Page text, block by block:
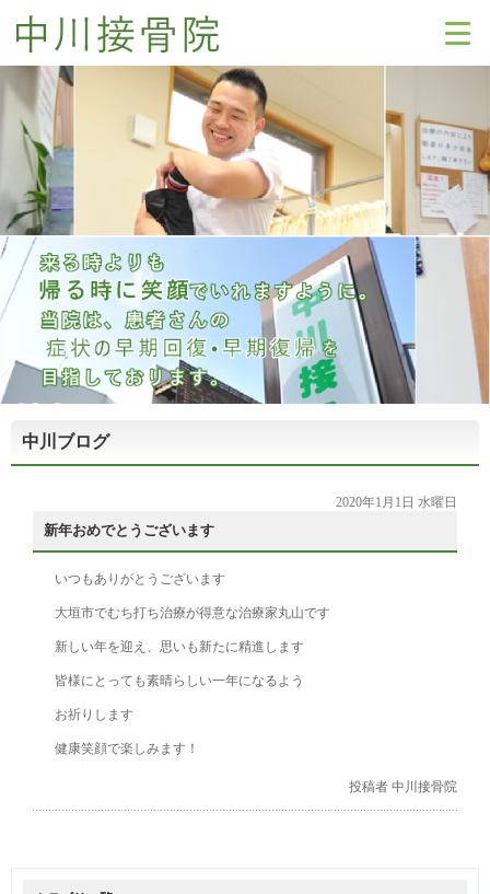
中川ブログ
2020年1月1日 水曜日
新年おめでとうございます
いつもありがとうございます
大垣市でむち打ち治療が得意な治療家丸山です
新しい年を迎え、思いも新たに精進します
皆様にとっても素晴らしい一年になるよう
お祈りします
健康笑顔で楽しみます！
投稿者 中川接骨院